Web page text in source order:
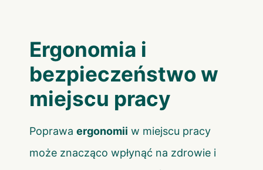
Ergonomia i
bezpieczeństwo w
miejscu pracy
Poprawa ergonomii w miejscu pracy
może znacząco wpłynąć na zdrowie i